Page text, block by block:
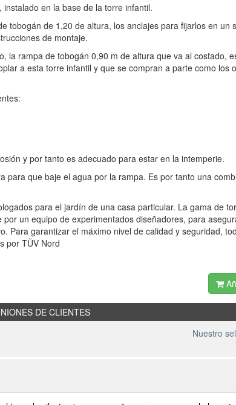
en la base de la torre infantil.
tobogán de 1,20 de altura, los anclajes para fijarlos en un
de montaje.
la rampa de tobogán 0,90 m de altura que va al costado,
a esta torre infantil y que se compran a parte como los
y por tanto es adecuado para estar en la intemperie.
para que baje el agua por la rampa. Es por tanto una
para el jardín de una casa particular. La gama de
un equipo de experimentados diseñadores, para
Para garantizar el máximo nivel de calidad y seguridad,
por TÜV Nord
DE CLIENTES
Nuestro